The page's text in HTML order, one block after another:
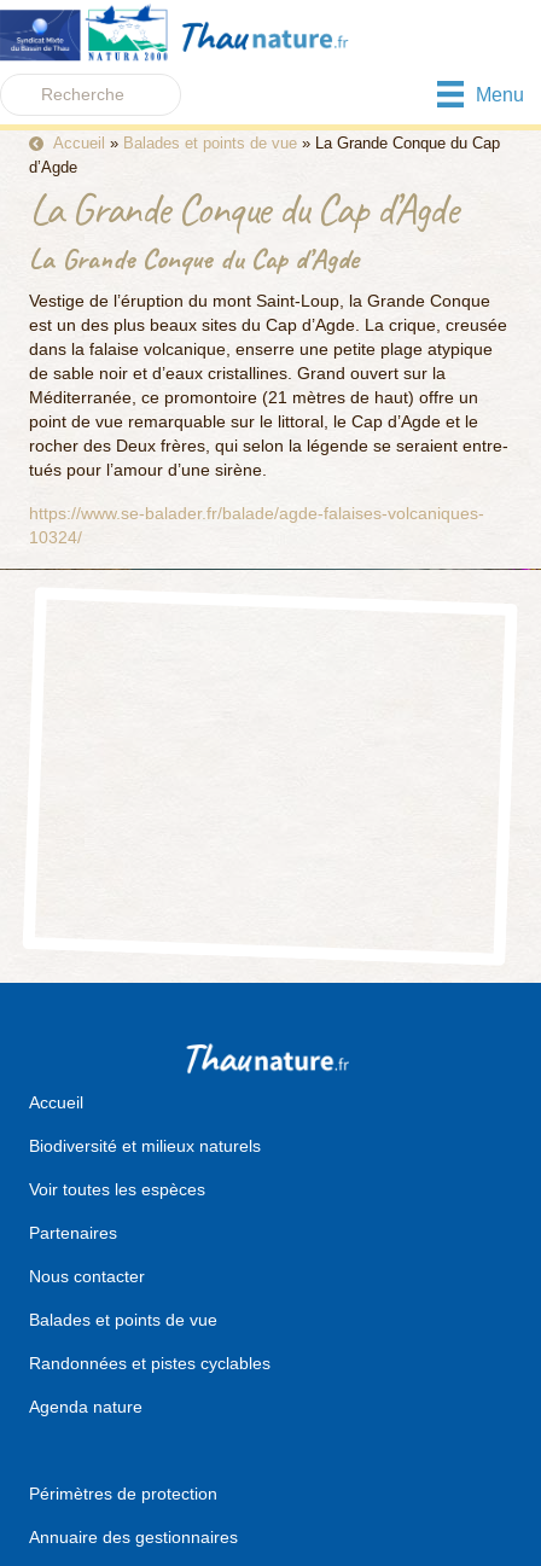
Menu
Accueil » Balades et points de vue » La Grande Conque du Cap
d’Agde
La Grande Conque du Cap d’Agde
La Grande Conque du Cap d’Agde
Vestige de l’éruption du mont Saint-Loup, la Grande Conque
est un des plus beaux sites du Cap d’Agde. La crique, creusée
dans la falaise volcanique, enserre une petite plage atypique
de sable noir et d’eaux cristallines. Grand ouvert sur la
Méditerranée, ce promontoire (21 mètres de haut) offre un
point de vue remarquable sur le littoral, le Cap d’Agde et le
rocher des Deux frères, qui selon la légende se seraient entre-
tués pour l’amour d’une sirène.
https://www.se-balader.fr/balade/agde-falaises-volcaniques-
10324/
Accueil
Biodiversité et milieux naturels
Voir toutes les espèces
Partenaires
Nous contacter
Balades et points de vue
Randonnées et pistes cyclables
Agenda nature
Périmètres de protection
Annuaire des gestionnaires